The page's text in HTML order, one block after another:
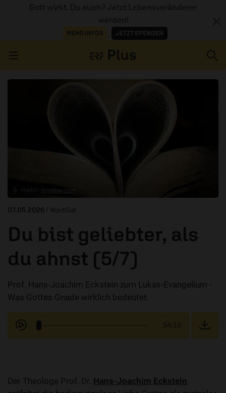
Gott wirkt. Du auch? Jetzt Lebensveränderer
werden!
MEHR INFOS JETZT SPENDEN
ERZÄHL MAL
pixabay.com
07.05.2026 / WortGut
Du bist geliebter, als
du ahnst (5/7)
Prof. Hans-Joachim Eckstein zum Lukas-Evangelium -
Was Gottes Gnade wirklich bedeutet.
54:19
Der Theologe Prof. Dr. Hans-Joachim Eckstein